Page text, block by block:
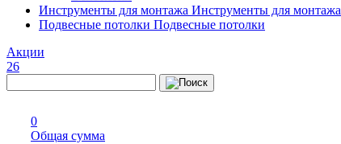
Инструменты для монтажа Инструменты для монтажа
Подвесные потолки Подвесные потолки
Акции
26
0
Общая сумма